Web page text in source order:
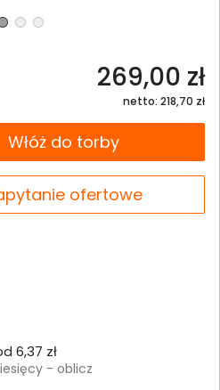
269,00 zł
netto: 218,70 zł
Włóż do torby
ofertowe
6,37 zł
- oblicz